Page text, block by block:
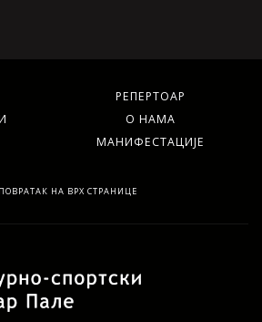
РЕПЕРТОАР
О НАМА
МАНИФЕСТАЦИЈЕ
ПОВРАТАК НА ВРХ СТРАНИЦЕ